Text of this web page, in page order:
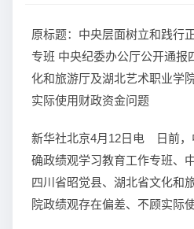
原标题：中央层面树立和践行
专班 中央纪委办公厅公开通报
化和旅游厅及湖北艺术职业学
实际使用财政资金问题
新华社北京4月12日电 日前，
确政绩观学习教育工作专班、
四川省昭觉县、湖北省文化和
院政绩观存在偏差、不顾实际